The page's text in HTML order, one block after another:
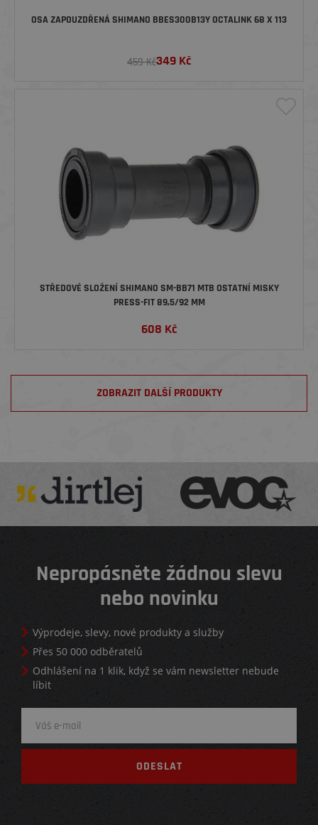
OSA ZAPOUZDŘENÁ SHIMANO BBES300B13Y OCTALINK 68 X 113
459 Kč349 Kč
STŘEDOVÉ SLOŽENÍ SHIMANO SM-BB71 MTB OSTATNÍ MISKY
PRESS-FIT 89,5/92 MM
608 Kč
ZOBRAZIT DALŠÍ PRODUKTY
Nepropásněte žádnou slevu
nebo novinku
Výprodeje, slevy, nové produkty a služby
Přes 50 000 odběratelů
Odhlášení na 1 klik, když se vám newsletter nebude
líbit